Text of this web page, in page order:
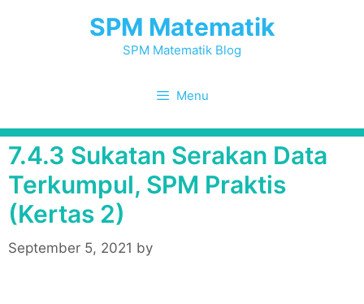
SPM Matematik
SPM Matematik Blog
Menu
7.4.3 Sukatan Serakan Data
Terkumpul, SPM Praktis
(Kertas 2)
September 5, 2021 by